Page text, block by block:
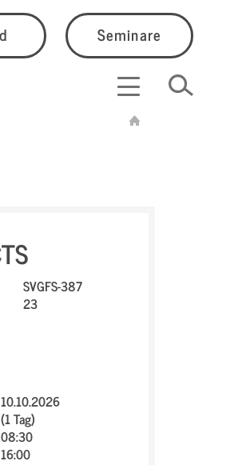
Seminare
SVGFS-387
23
10.10.2026
(1 Tag)
08:30
16:00